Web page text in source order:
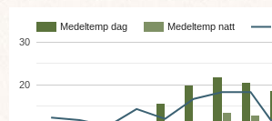
Medeltemp dag Medeltemp natt
20
30